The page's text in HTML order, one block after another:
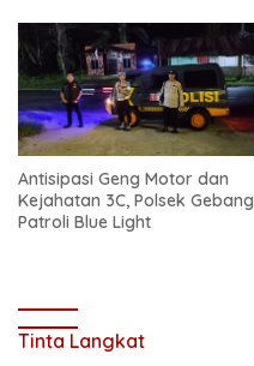
Antisipasi Geng Motor dan
Kejahatan 3C, Polsek Gebang
Patroli Blue Light
Tinta Langkat